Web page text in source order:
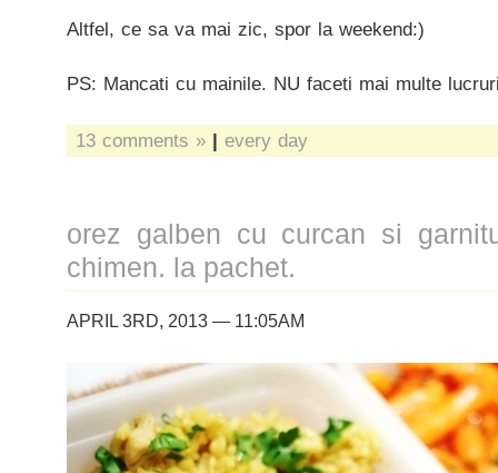
Altfel, ce sa va mai zic, spor la weekend:)
PS: Mancati cu mainile. NU faceti mai multe
13 comments » | every day
orez galben cu curcan si
chimen. la pachet.
APRIL 3RD, 2013 — 11:05AM